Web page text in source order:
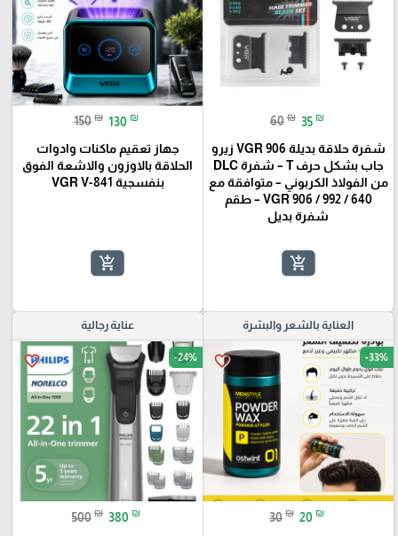
60 ₪ 35 ₪
شفرة حلاقة بديلة VGR 906 زيرو
جاب بشكل حرف T – شفرة DLC
من الفولاذ الكربوني – متوافقة مع
VGR 906 / 992 / 640 – طقم
شفرة بديل
add_shopping_cart
150 ₪ 130 ₪
جهاز تعقيم ماكنات وادوات
الحلاقة بالاوزون والاشعة الفوق
بنفسجية VGR V-841
add_shopping_cart
العناية بالشعر والبشرة
favorite_border -33%
30 ₪ 20 ₪
عناية رجالية
favorite_border -24%
500 ₪ 380 ₪